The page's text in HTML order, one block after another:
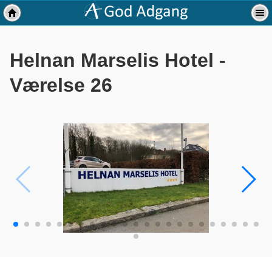
Helnan Marselis Hotel -
Værelse 26